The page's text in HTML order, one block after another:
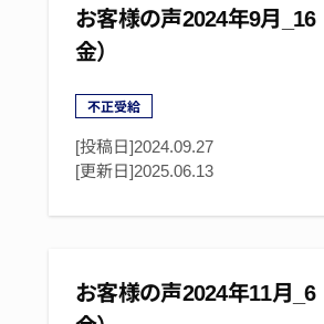
お客様の声2024年9月_16
金）
不正受給
[投稿日]2024.09.27
[更新日]2025.06.13
お客様の声2024年11月_6